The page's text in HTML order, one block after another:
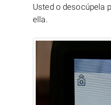
Usted o desocúpela
ella.